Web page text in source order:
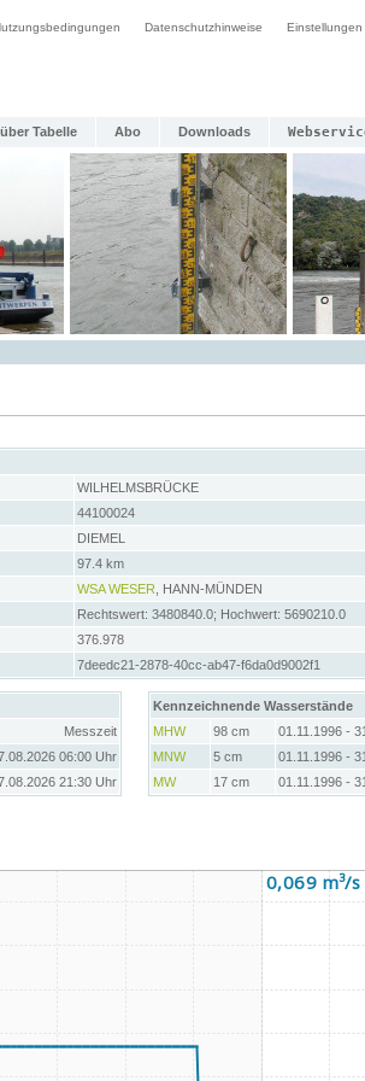
Datenschutzhinweise Einstellungen
Tabelle Abo Downloads
WILHELMSBRÜCKE
44100024
DIEMEL
97.4 km
WSA WESER , HANN-MÜNDEN
Rechtswert: 3480840.0; Hochwert: 5690210.0
376.978
7deedc21-2878-40cc-ab47-f6da0d9002f1
Messzeit
06:00 Uhr
21:30 Uhr
Kennzeichnende Wasserstände
MHW
98 cm
01.11.1996 -
MNW
5 cm
01.11.1996 -
MW
17 cm 01.11.1996 -